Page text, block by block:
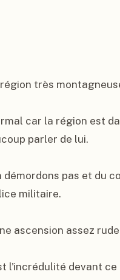
très
car la région est
parler de lui.
démordons pas et du
militaire.
ascension assez
l'incrédulité devant